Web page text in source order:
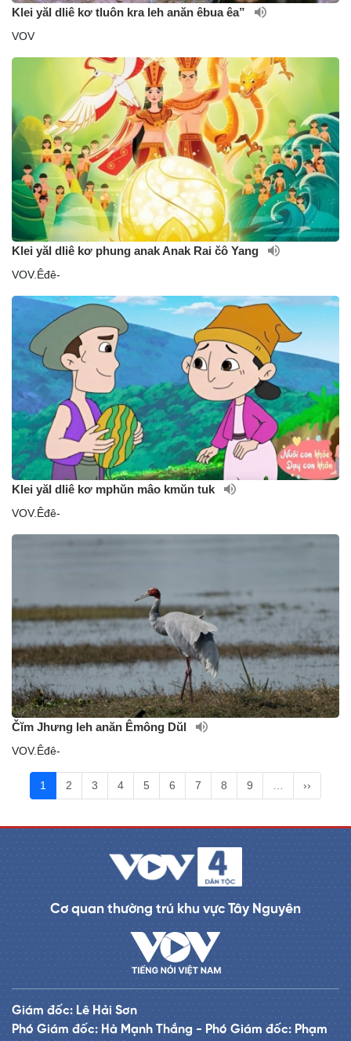
Klei yăl dliê kơ tluôn kra leh anăn êbua êa”
VOV
Klei yăl dliê kơ phung anak Anak Rai čô Yang
VOV.Êđê-
Klei yăl dliê kơ mphŭn mâo kmŭn tuk
VOV.Êđê-
Čĭm Jhưng leh anăn Êmông Dŭl
VOV.Êđê-
1 2 3 4 5 6 7 8 9 … ››
Cơ quan thường trú khu vực Tây Nguyên
Giám đốc: Lê Hải Sơn
Phó Giám đốc: Hà Mạnh Thắng - Phó Giám đốc: Phạm